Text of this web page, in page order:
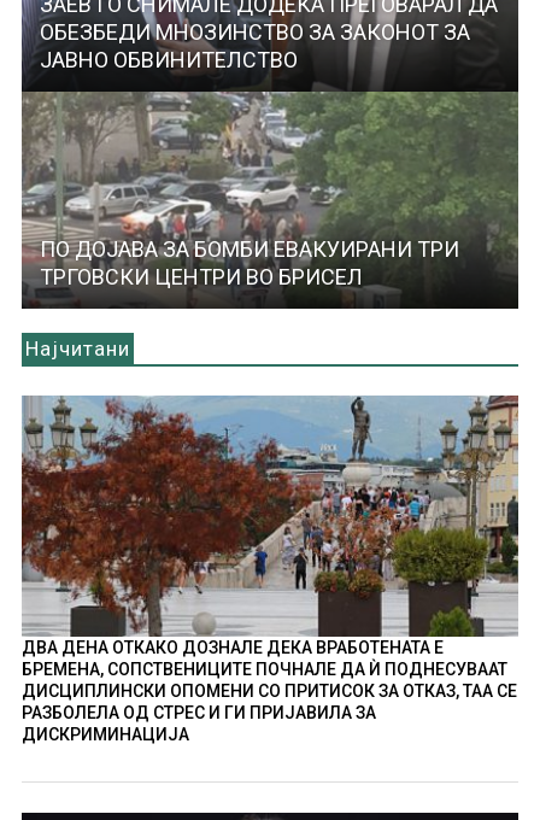
ОБЕЗБЕДИ МНОЗИНСТВО ЗА ЗАКОНОТ ЗА
ЈАВНО ОБВИНИТЕЛСТВО
ПО ДОЈАВА ЗА БОМБИ ЕВАКУИРАНИ ТРИ
ТРГОВСКИ ЦЕНТРИ ВО БРИСЕЛ
Најчитани
ДВА ДЕНА ОТКАКО ДОЗНАЛЕ ДЕКА ВРАБОТЕНАТА Е
БРЕМЕНА, СОПСТВЕНИЦИТЕ ПОЧНАЛЕ ДА Ѝ ПОДНЕСУВААТ
ДИСЦИПЛИНСКИ ОПОМЕНИ СО ПРИТИСОК ЗА ОТКАЗ, ТАА СЕ
РАЗБОЛЕЛА ОД СТРЕС И ГИ ПРИЈАВИЛА ЗА
ДИСКРИМИНАЦИЈА